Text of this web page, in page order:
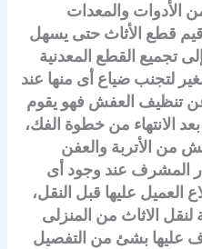
الأدوات والمعدات
قطع الأثاث حتى يسهل
تجميع القطع المعدنية
لتجنب ضياع أى منها عند
عن تنظيف العفش فهو يقوم
الانتهاء من خطوة الفك،
من الأتربة والعفن
المشرف عند وجود أى
عليها قبل النقل،
لنقل الاثاث من المنزلى
عليها بشئ من التفصيل